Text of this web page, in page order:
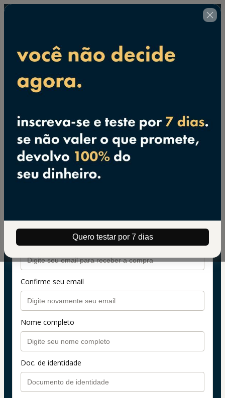
Quero testar por 7 dias
Finalize a sua inscrição
🇺🇸 Alterar país
Curso de Sketchup e Layout com IA
+ Presentes
Autor: Arquiteto Leandro Amaral
US$ 32,00
(+ impostos aplicáveis.
Dados pessoais
Confirme seu email
Nome completo
Doc. de identidade